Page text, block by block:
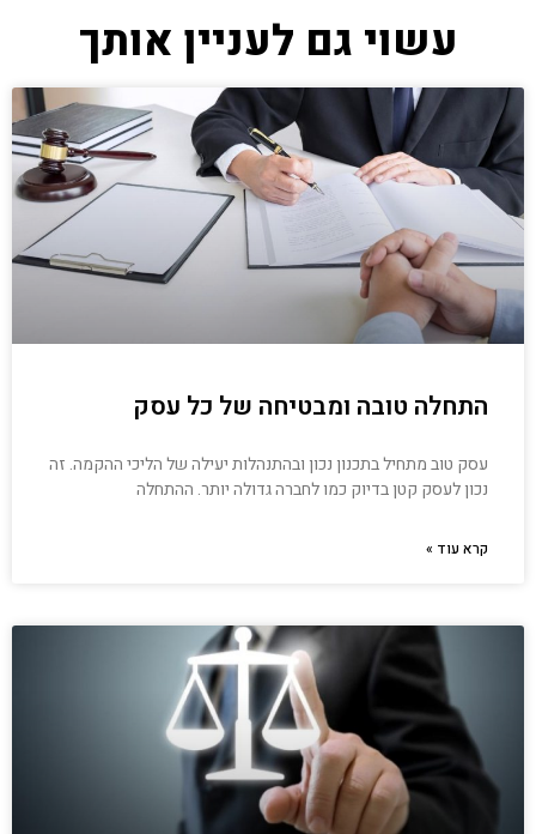
עשוי גם לעניין אותך
התחלה טובה ומבטיחה של כל עסק
עסק טוב מתחיל בתכנון נכון ובהתנהלות יעילה של הליכי ההקמה. זה
נכון לעסק קטן בדיוק כמו לחברה גדולה יותר. ההתחלה
קרא עוד »